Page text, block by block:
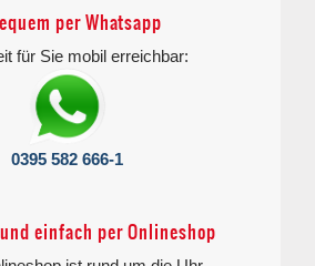
per Whatsapp
für Sie mobil erreichbar:
0395 582 666-1
einfach per Onlineshop